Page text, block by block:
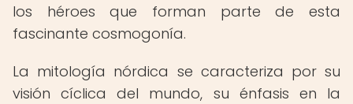
los héroes que forman parte de esta
fascinante cosmogonía.
La mitología nórdica se caracteriza por su
visión cíclica del mundo, su énfasis en la